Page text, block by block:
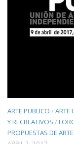
ARTE PUBLICO /ARTE
Y RECREATIVOS /
PROPUESTAS DE ARTE